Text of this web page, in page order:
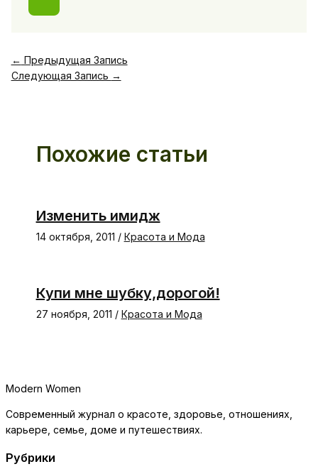
← Предыдущая Запись
Следующая Запись →
Похожие статьи
Изменить имидж
14 октября, 2011 / Красота и Мода
Купи мне шубку,дорогой!
27 ноября, 2011 / Красота и Мода
Modern Women
Современный журнал о красоте, здоровье, отношениях,
карьере, семье, доме и путешествиях.
Рубрики